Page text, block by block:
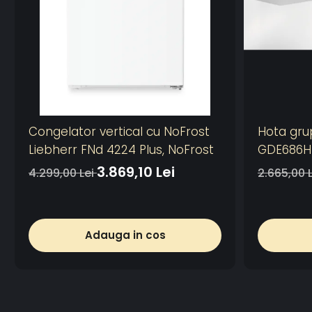
Congelator vertical cu NoFrost
Liebherr FNd 4224 Plus, NoFrost
4.299,00 Lei3.869,10 Lei
Adauga in cos
Hota
plita, 1
Control
2.665,00